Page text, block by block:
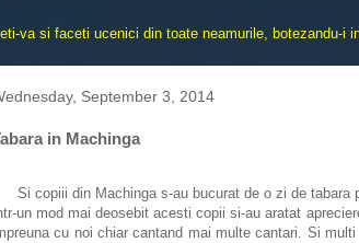
va si faceti ucenici din toate neamurile, botezandu-i
September 3, 2014
in Machinga
Si copiii din Machinga s-au bucurat de o zi de tabara
un mod mai deosebit acesti copii si-au aratat
cu noi chiar cantand mai multe cantari. Si